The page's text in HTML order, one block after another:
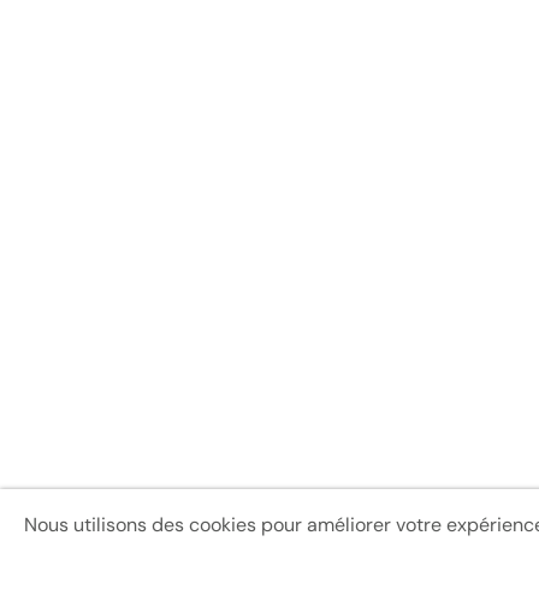
Nous utilisons des cookies pour améliorer votre